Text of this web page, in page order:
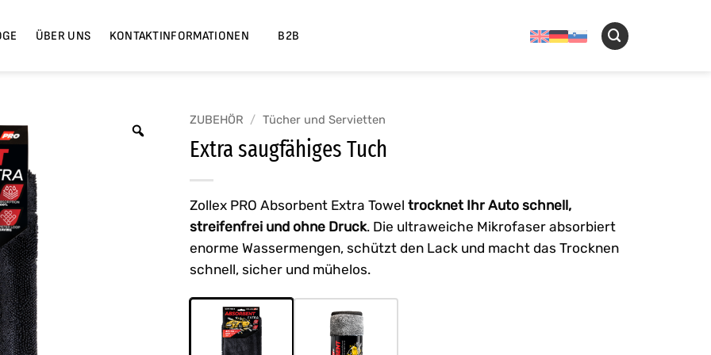
ÜBER UNS KONTAKTINFORMATIONEN B2B
ZUBEHÖR / Tücher und Servietten
Extra saugfähiges Tuch
Zollex PRO Absorbent Extra Towel trocknet Ihr Auto schnell,
streifenfrei und ohne Druck. Die ultraweiche Mikrofaser absorbiert
enorme Wassermengen, schützt den Lack und macht das Trocknen
schnell, sicher und mühelos.